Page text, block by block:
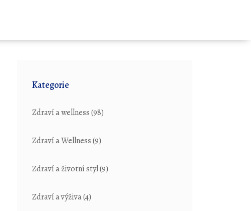
Kategorie
Zdraví a wellness(98)
Zdraví a Wellness(9)
Zdraví a životní styl(9)
Zdraví a výživa(4)